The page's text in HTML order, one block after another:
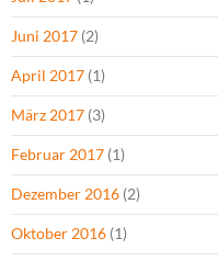
Juni 2017 (2)
April 2017 (1)
März 2017 (3)
Februar 2017 (1)
Dezember 2016 (2)
Oktober 2016 (1)